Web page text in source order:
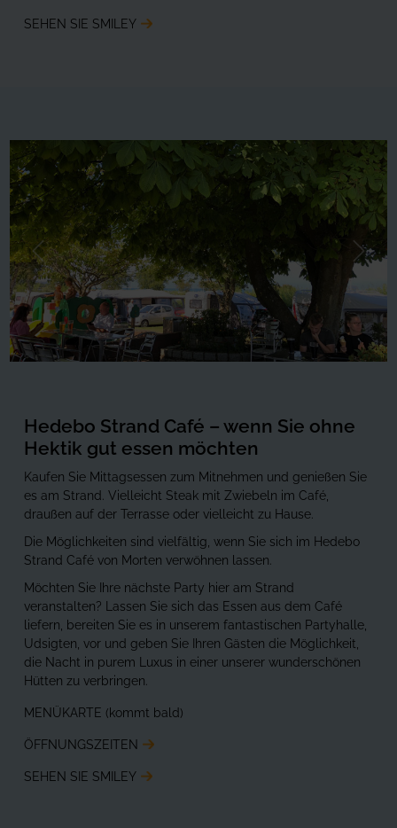
SEHEN SIE SMILEY
Hedebo Strand Café – wenn Sie ohne
Hektik gut essen möchten
Kaufen Sie Mittagsessen zum Mitnehmen und genießen Sie
es am Strand. Vielleicht Steak mit Zwiebeln im Café,
draußen auf der Terrasse oder vielleicht zu Hause.
Die Möglichkeiten sind vielfältig, wenn Sie sich im Hedebo
Strand Café von Morten verwöhnen lassen.
Möchten Sie Ihre nächste Party hier am Strand
veranstalten? Lassen Sie sich das Essen aus dem Café
liefern, bereiten Sie es in unserem fantastischen Partyhalle,
Udsigten, vor und geben Sie Ihren Gästen die Möglichkeit,
die Nacht in purem Luxus in einer unserer wunderschönen
Hütten zu verbringen.
MENÜKARTE (kommt bald)
ÖFFNUNGSZEITEN
SEHEN SIE SMILEY
Forrige Næste